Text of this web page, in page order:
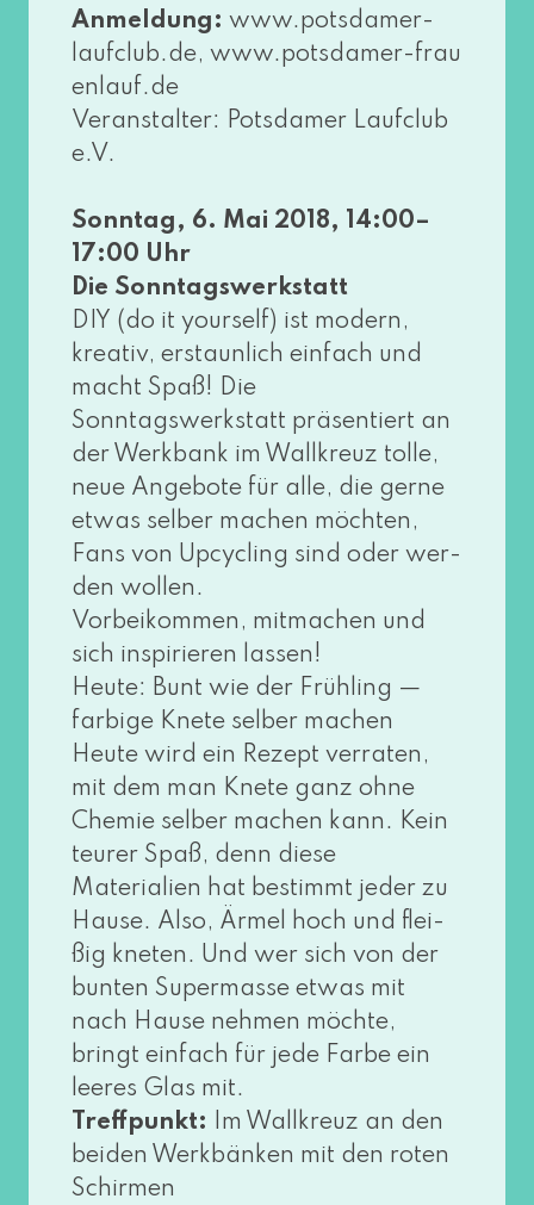
Anmeldung: www​.pots​da​mer​-
lauf​club​.de, www​.pots​da​mer​-frau​
en​lauf​.de
Veranstalter: Potsdamer Laufclub
e.V.
Sonntag, 6. Mai 2018, 14:00–
17:00 Uhr
Die Sonntagswerkstatt
DIY (do it yours­elf) ist modern,
krea­tiv, erstaun­lich ein­fach und
macht Spaß! Die
Sonntagswerkstatt prä­sen­tiert an
der Werkbank im Wallkreuz tol­le,
neue Angebote für alle, die ger­ne
etwas sel­ber machen möch­ten,
Fans von Upcycling sind oder wer­
den wol­len.
Vorbeikommen, mit­ma­chen und
sich inspi­rie­ren las­sen!
Heute: Bunt wie der Frühling —
far­bi­ge Knete sel­ber machen
Heute wird ein Rezept ver­ra­ten,
mit dem man Knete ganz ohne
Chemie sel­ber machen kann. Kein
teu­rer Spaß, denn die­se
Materialien hat bestimmt jeder zu
Hause. Also, Ärmel hoch und flei­
ßig kne­ten. Und wer sich von der
bun­ten Supermasse etwas mit
nach Hause neh­men möch­te,
bringt ein­fach für jede Farbe ein
lee­res Glas mit.
Treffpunkt: Im Wallkreuz an den
bei­den Werkbänken mit den roten
Schirmen